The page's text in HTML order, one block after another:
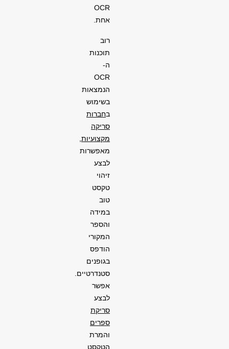
OCR
אחת.
רוב
תוכנות
ה-
OCR
הנמצאות
בשימוש
בחברות
סריקה
מקצועיות
מאפשרות
לבצע
זיהוי
טקסט
טוב
במידה
והספר
המקורי
הודפס
בגופנים
סטנדרטיים.
אפשר
לבצע
סריקת
ספרים
והמרת
הטקסט